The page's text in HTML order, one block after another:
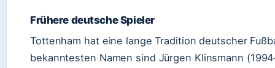
Frühere deutsche Spieler
Tottenham hat eine lange Tradition deutscher
bekanntesten Namen sind Jürgen Klinsmann